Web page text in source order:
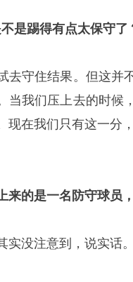
是踢得有点太保守了
去守住结果。但这并
当我们压上去的时候
现在我们只有这一分
来的是一名防守球
实没注意到，说实话